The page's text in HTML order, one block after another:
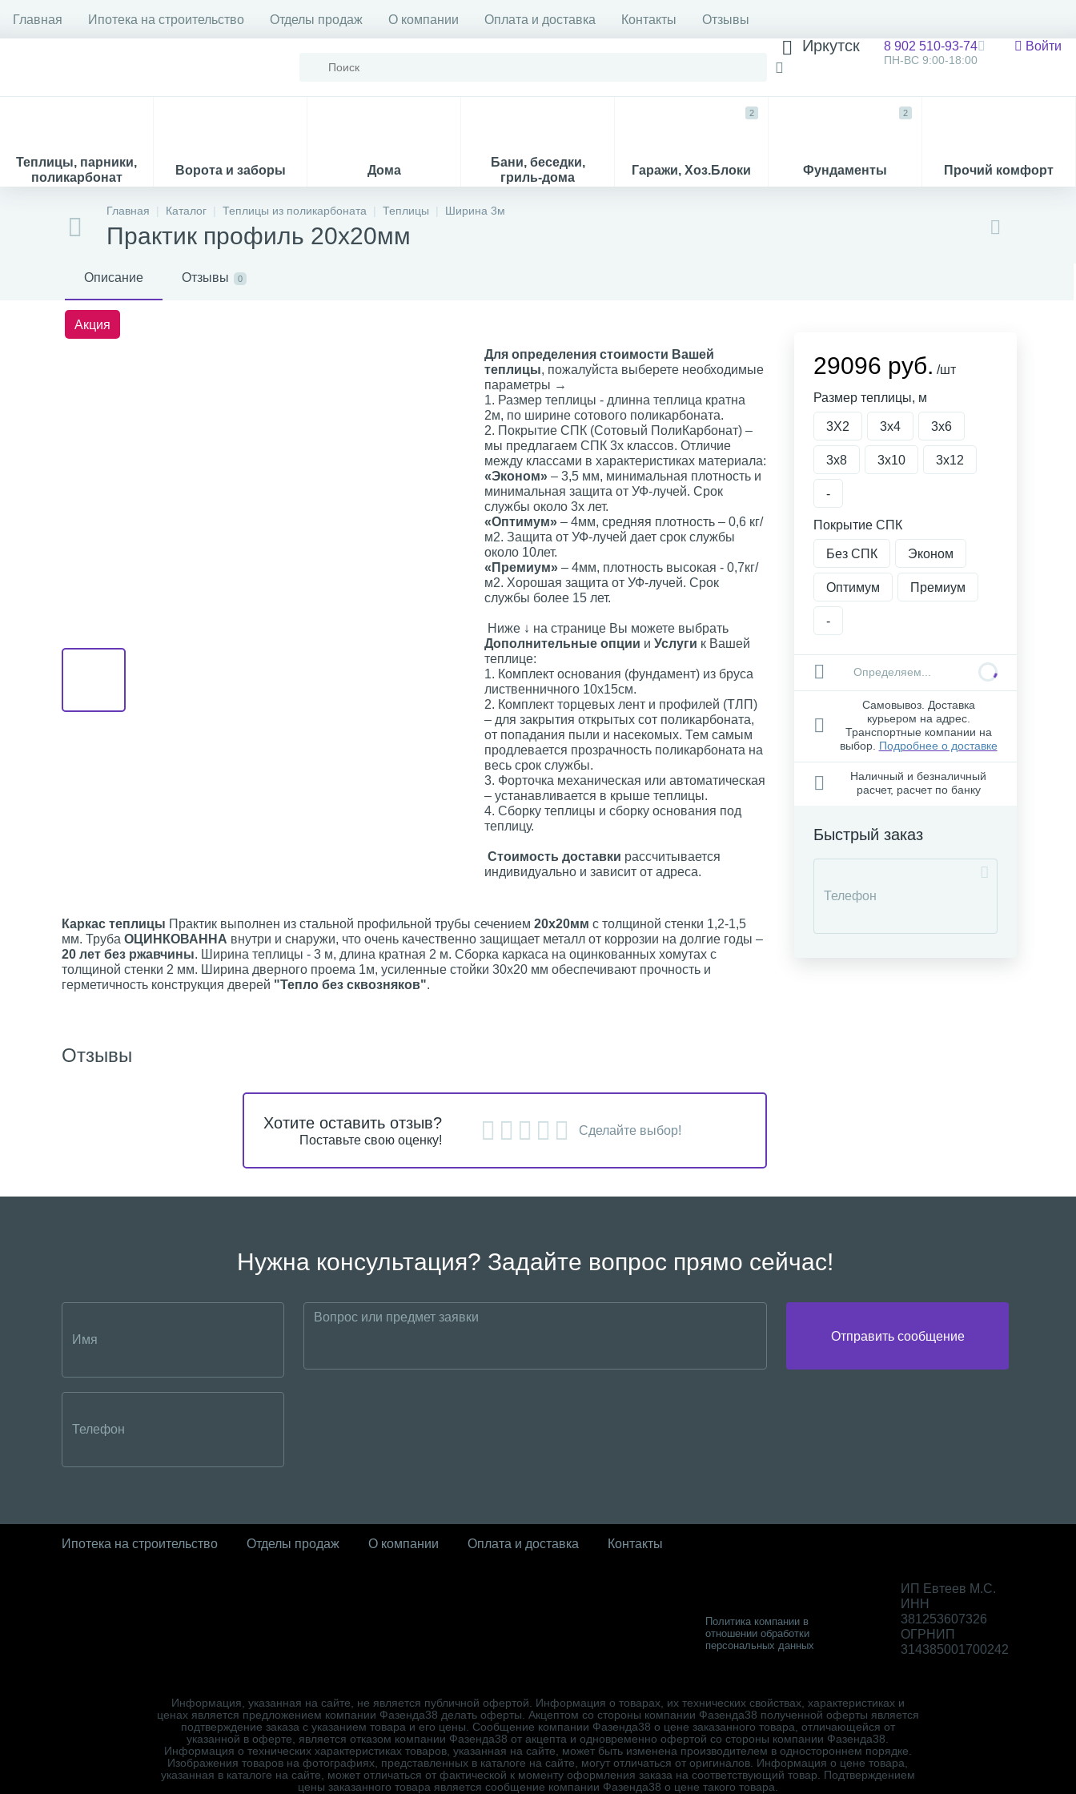
Главная Ипотека на строительство Отделы продаж О компании Оплата и доставка Контакты Отзывы
Иркутск 8 902 510-93-74
ПН-ВС 9:00-18:00
Войти
Теплицы, парники,
поликарбонат
Ворота и заборы Дома
Бани, беседки,
гриль-дома
Гаражи, Хоз.Блоки
2
Фундаменты
2
Прочий комфорт
Главная Каталог Теплицы из поликарбоната Теплицы Ширина 3м
Практик профиль 20х20мм
Описание Отзывы 0
Акция
Для определения стоимости Вашей
теплицы, пожалуйста выберете необходимые
параметры →
1. Размер теплицы - длинна теплица кратна
2м, по ширине сотового поликарбоната.
2. Покрытие СПК (Сотовый ПолиКарбонат) –
мы предлагаем СПК 3х классов. Отличие
между классами в характеристиках материала:
«Эконом» – 3,5 мм, минимальная плотность и
минимальная защита от УФ-лучей. Срок
службы около 3х лет.
«Оптимум» – 4мм, средняя плотность – 0,6 кг/
м2. Защита от УФ-лучей дает срок службы
около 10лет.
«Премиум» – 4мм, плотность высокая - 0,7кг/
м2. Хорошая защита от УФ-лучей. Срок
службы более 15 лет.
Ниже ↓ на странице Вы можете выбрать
Дополнительные опции иУслуги к Вашей
теплице:
1. Комплект основания (фундамент) из бруса
лиственничного 10х15см.
2. Комплект торцевых лент и профилей (ТЛП)
– для закрытия открытых сот поликарбоната,
от попадания пыли и насекомых. Тем самым
продлевается прозрачность поликарбоната на
весь срок службы.
3. Форточка механическая или автоматическая
– устанавливается в крыше теплицы.
4. Сборку теплицы и сборку основания под
теплицу.
Стоимость доставки рассчитывается
индивидуально и зависит от адреса.
Каркас теплицы Практик выполнен из стальной профильной трубы сечением 20х20мм с толщиной стенки 1,2-1,5
мм. Труба ОЦИНКОВАННА внутри и снаружи, что очень качественно защищает металл от коррозии на долгие годы –
20 лет без ржавчины. Ширина теплицы - 3 м, длина кратная 2 м. Сборка каркаса на оцинкованных хомутах с
толщиной стенки 2 мм. Ширина дверного проема 1м, усиленные стойки 30х20 мм обеспечивают прочность и
герметичность конструкция дверей "Тепло без сквозняков".
29096 руб. /шт
Размер теплицы, м
3X2 3х4 3х6
3х8 3х10 3х12
-
Покрытие СПК
Без СПК Эконом
Оптимум Премиум
-
Определяем...
Самовывоз. Доставка
курьером на адрес.
Транспортные компании на
выбор. Подробнее о доставке
Наличный и безналичный
расчет, расчет по банку
Быстрый заказ
Отзывы
Хотите оставить отзыв?
Поставьте свою оценку!
Сделайте выбор!
Нужна консультация? Задайте вопрос прямо сейчас!
Отправить сообщение
Ипотека на строительство Отделы продаж О компании Оплата и доставка Контакты
Политика компании в
отношении обработки
персональных данных
ИП Евтеев М.С.
ИНН
381253607326
ОГРНИП
314385001700242
Информация, указанная на сайте, не является публичной офертой. Информация о товарах, их технических свойствах, характеристиках и
ценах является предложением компании Фазенда38 делать оферты. Акцептом со стороны компании Фазенда38 полученной оферты является
подтверждение заказа с указанием товара и его цены. Сообщение компании Фазенда38 о цене заказанного товара, отличающейся от
указанной в оферте, является отказом компании Фазенда38 от акцепта и одновременно офертой со стороны компании Фазенда38.
Информация о технических характеристиках товаров, указанная на сайте, может быть изменена производителем в одностороннем порядке.
Изображения товаров на фотографиях, представленных в каталоге на сайте, могут отличаться от оригиналов. Информация о цене товара,
указанная в каталоге на сайте, может отличаться от фактической к моменту оформления заказа на соответствующий товар. Подтверждением
цены заказанного товара является сообщение компании Фазенда38 о цене такого товара.